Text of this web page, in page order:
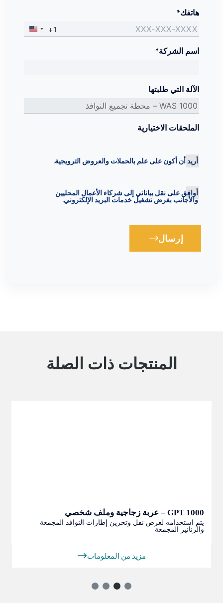
هاتفك*
+1
اسم الشركة*
الآلة التي طلبتها
الملحقات الاختيارية
أريد أن أكون على علم بالحملات والعروض الترويجية.
أوافق على نقل بياناتي إلى شركاء الأعمال المحليين
والأجانب بغرض تشغيل خدمات البريد الإلكتروني.
Loading...إرسال
المنتجات ذات الصلة
GPT 1000 – عربة زجاجية وملف شخصي
يتم استخدامه لغرض نقل وتخزين إطارات النوافذ المجمعة
والزنانير المجمعة
مزيد من المعلومات